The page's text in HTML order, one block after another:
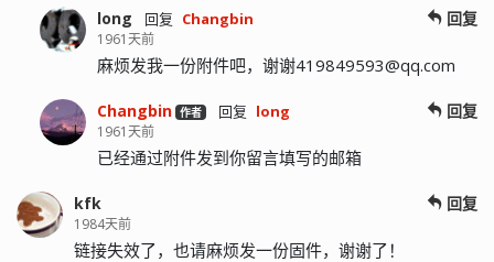
long 回复 Changbin
1961天前
回复
麻烦发我一份附件吧，谢谢419849593@qq.com
Changbin 作者 回复 long
1961天前
回复
已经通过附件发到你留言填写的邮箱
kfk
1984天前
回复
链接失效了，也请麻烦发一份固件，谢谢了！